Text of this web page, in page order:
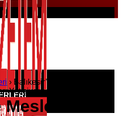
› Balıkesir’de Mesleki Eğitim
Yetişiyor